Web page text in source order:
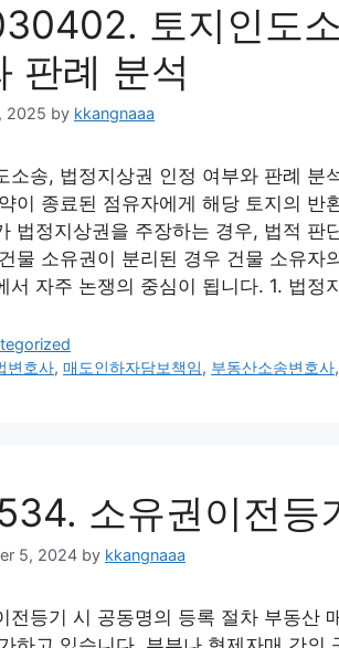
토지인도
판례 분석
2025 by kkangnaaa
소송, 법정지상권 인정 여부와 판례 분
이 종료된 점유자에게 해당 토지의 반
법정지상권을 주장하는 경우, 법적 판
물 소유권이 분리된 경우 건물 소유자
서 자주 논쟁의 중심이 됩니다. 1. 법정
변호사,매도인하자담보책임, 부동산소송변호사,
소유권이전등
5, 2024 by kkangnaaa
전등기 시 공동명의 등록 절차 부동산